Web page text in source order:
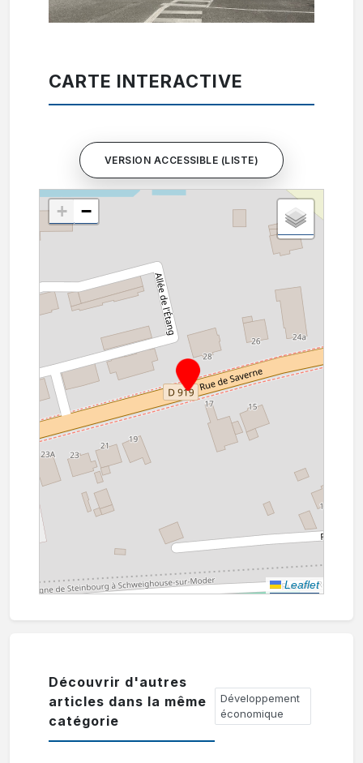
CARTE INTERACTIVE
VERSION ACCESSIBLE (LISTE)
+ −
Leaflet
Découvrir d'autres
articles dans la même
catégorie
Développement
économique